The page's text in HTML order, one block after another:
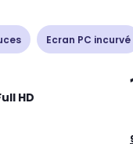
Ecran PC incurvé
HD